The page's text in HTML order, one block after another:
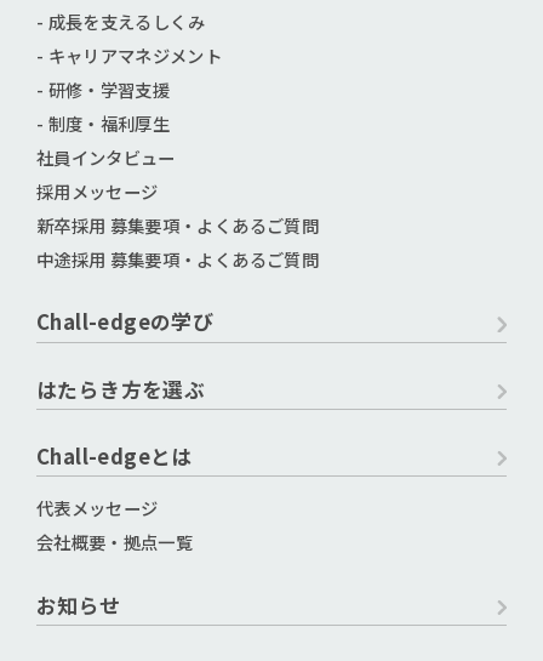
- 成長を支えるしくみ
- キャリアマネジメント
- 研修・学習支援
- 制度・福利厚生
社員インタビュー
採用メッセージ
新卒採用 募集要項・よくあるご質問
中途採用 募集要項・よくあるご質問
Chall-edgeの学び
はたらき方を選ぶ
Chall-edgeとは
代表メッセージ
会社概要・拠点一覧
お知らせ